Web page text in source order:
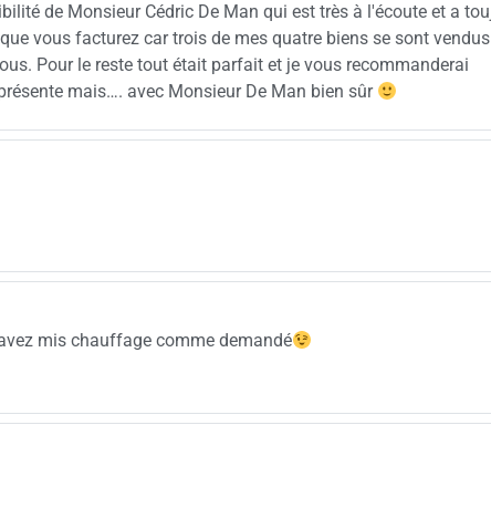
de Monsieur Cédric De Man qui est très à l'écoute et a
vous facturez car trois de mes quatre biens se sont vendus
Pour le reste tout était parfait et je vous recommanderai
mais…. avec Monsieur De Man bien sûr
mis chauffage comme demandé